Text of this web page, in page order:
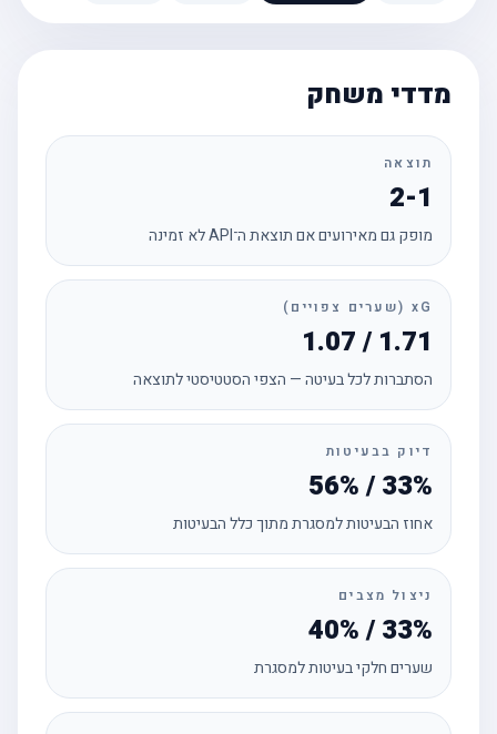
מדדי משחק
תוצאה
2-1
מופק גם מאירועים אם תוצאת ה־API לא זמינה
xG (שערים צפויים)
1.07 / 1.71
הסתברות לכל בעיטה — הצפי הסטטיסטי לתוצאה
דיוק בבעיטות
56% / 33%
אחוז הבעיטות למסגרת מתוך כלל הבעיטות
ניצול מצבים
40% / 33%
שערים חלקי בעיטות למסגרת